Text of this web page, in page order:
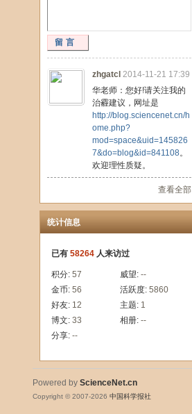
留言
zhgatcl 2014-11-21 17:39
华老师：您好!请关注我的
治霾建议，网址是
http://blog.sciencenet.cn/h
ome.php?
mod=space&uid=145826
7&do=blog&id=841108。
欢迎理性质疑。
查看全部
统计信息
已有 58264 人来访过
积分: 57 威望: --
金币: 56 活跃度: 5860
好友: 12 主题: 1
博文: 33 相册: --
分享: --
Powered by ScienceNet.cn
Copyright © 2007-2026 中国科学报社